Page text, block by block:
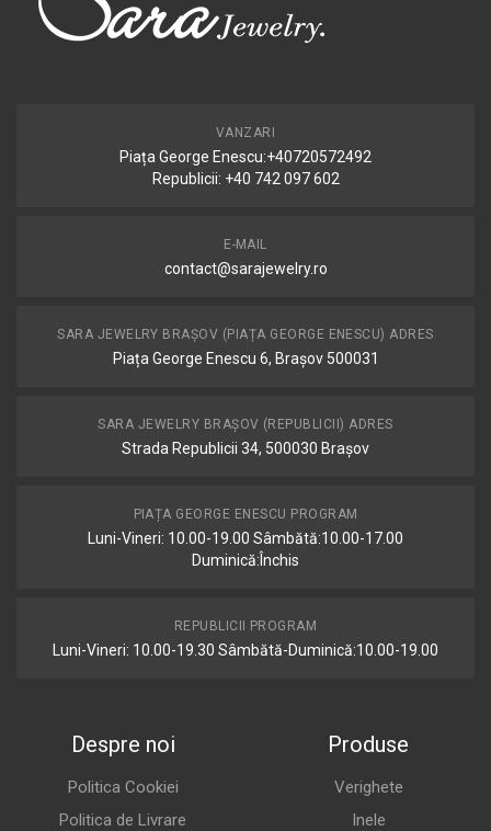
VANZARI
Piața George Enescu:+40720572492
Republicii: +40 742 097 602
E-MAIL
contact@sarajewelry.ro
SARA JEWELRY BRAȘOV (PIAȚA GEORGE ENESCU) ADRES
Piața George Enescu 6, Brașov 500031
SARA JEWELRY BRAȘOV (REPUBLICII) ADRES
Strada Republicii 34, 500030 Brașov
PIAȚA GEORGE ENESCU PROGRAM
Luni-Vineri: 10.00-19.00 Sâmbătă:10.00-17.00
Duminică:Închis
REPUBLICII PROGRAM
Luni-Vineri: 10.00-19.30 Sâmbătă-Duminică:10.00-19.00
Despre noi
Politica Cookiei
Politica de Livrare
Produse
Verighete
Inele